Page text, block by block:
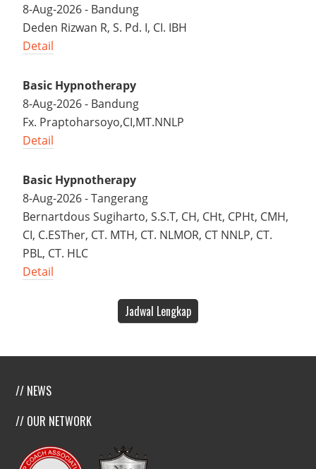
8-Aug-2026 - Bandung
Deden Rizwan R, S. Pd. I, CI. IBH
Detail
Basic Hypnotherapy
8-Aug-2026 - Bandung
Fx. Praptoharsoyo,CI,MT.NNLP
Detail
Basic Hypnotherapy
8-Aug-2026 - Tangerang
Bernartdous Sugiharto, S.S.T, CH, CHt, CPHt, CMH,
CI, C.ESTher, CT. MTH, CT. NLMOR, CT NNLP, CT.
PBL, CT. HLC
Detail
Jadwal Lengkap
// NEWS
// OUR NETWORK